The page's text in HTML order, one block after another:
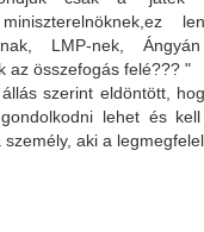
LMP-nek,
az összefogás felé??? "
szerint eldöntött,
lehet és
aki a